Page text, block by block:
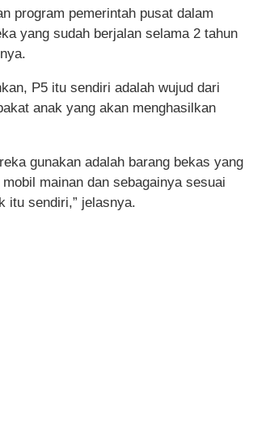
program pemerintah pusat dalam
yang sudah berjalan selama 2 tahun
P5 itu sendiri adalah wujud dari
anak yang akan menghasilkan
gunakan adalah barang bekas yang
mainan dan sebagainya sesuai
itu sendiri,” jelasnya.